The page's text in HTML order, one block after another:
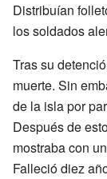
Distribuían
los soldados
Tras su
muerte. Sin
de la isla por
Después de
mostraba con
Falleció diez